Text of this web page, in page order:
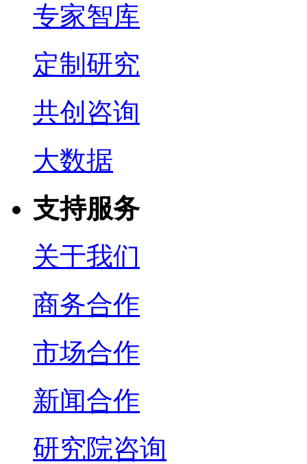
专家智库
定制研究
共创咨询
大数据
支持服务
关于我们
商务合作
市场合作
新闻合作
研究院咨询